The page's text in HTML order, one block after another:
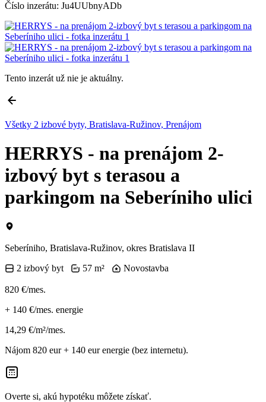
Číslo inzerátu: Ju4UUbnyADb
Tento inzerát už nie je aktuálny.
Všetky 2 izbové byty, Bratislava-Ružinov, Prenájom
HERRYS - na prenájom 2-
izbový byt s terasou a
parkingom na Seberíniho ulici
Seberíniho, Bratislava-Ružinov, okres Bratislava II
2 izbový byt
57 m² Novostavba
820 €/mes.
+ 140 €/mes. energie
14,29 €/m²/mes.
Nájom 820 eur + 140 eur energie (bez internetu).
Overte si, akú hypotéku môžete získať.